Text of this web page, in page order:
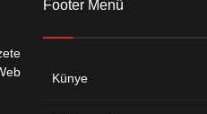
Footer Menü
Künye